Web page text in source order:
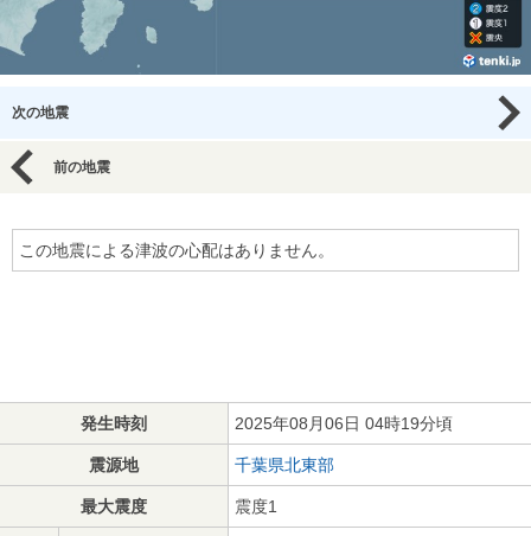
次の地震
前の地震
この地震による津波の心配はありません。
発生時刻 2025年08月06日 04時19分頃
震源地 千葉県北東部
最大震度 震度1